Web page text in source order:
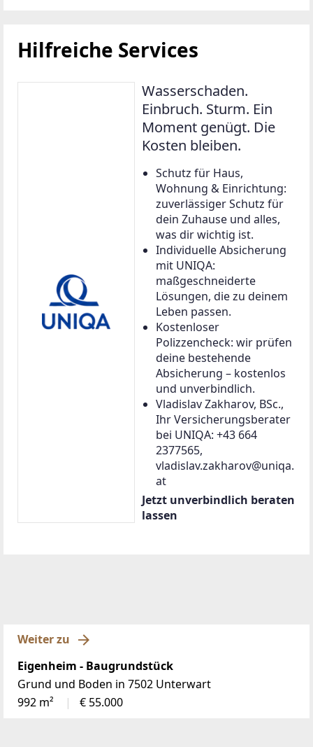
Hilfreiche Services
Wasserschaden.
Einbruch. Sturm. Ein
Moment genügt. Die
Kosten bleiben.
Schutz für Haus,
Wohnung & Einrichtung:
zuverlässiger Schutz für
dein Zuhause und alles,
was dir wichtig ist.
Individuelle Absicherung
mit UNIQA:
maßgeschneiderte
Lösungen, die zu deinem
Leben passen.
Kostenloser
Polizzencheck: wir prüfen
deine bestehende
Absicherung – kostenlos
und unverbindlich.
Vladislav Zakharov, BSc.,
Ihr Versicherungsberater
bei UNIQA: +43 664
2377565,
vladislav.zakharov@uniqa.
at
Jetzt unverbindlich beraten
lassen
Weiter zu
Eigenheim - Baugrundstück
Grund und Boden in 7502 Unterwart
992 m²
€ 55.000